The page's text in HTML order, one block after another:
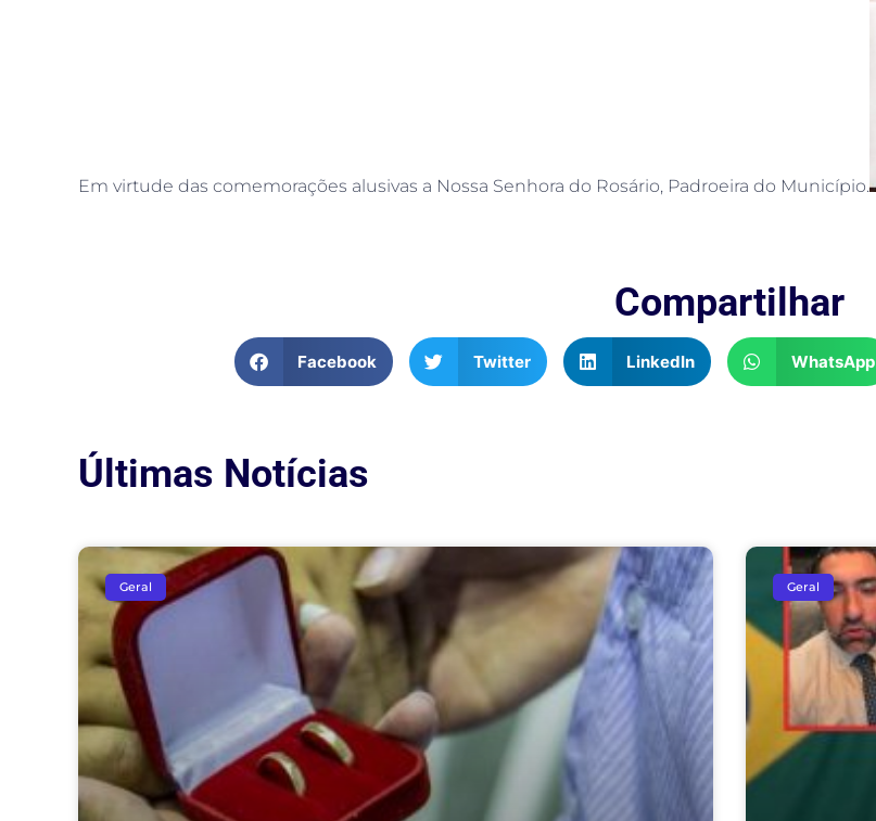
Em virtude das comemorações alusivas a Nossa Senhora do Rosário, Padroeira do Município.
Compartilhar
Facebook Twitter LinkedIn WhatsApp
Últimas Notícias
Geral Geral